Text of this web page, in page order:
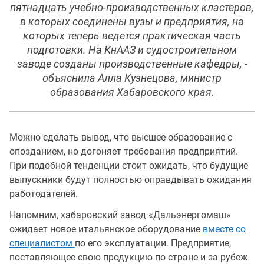
пятнадцать учебно-производственных кластеров,
в которых соединены вузы и предприятия, на
которых теперь ведется практическая часть
подготовки. На КнААЗ и судостроительном
заводе созданы производственные кафедры, -
объяснила Алла Кузнецова, министр
образования Хабаровского края.
Можно сделать вывод, что высшее образование с
опозданием, но догоняет требования предприятий.
При подобной тенденции стоит ожидать, что будущие
выпускники будут полностью оправдывать ожидания
работодателей.
Напомним, хабаровский завод «Дальэнергомаш»
ожидает новое итальянское оборудование вместе со
специалистом по его эксплуатации. Предприятие,
поставляющее свою продукцию по стране и за рубеж